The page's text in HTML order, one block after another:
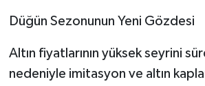
Düğün Sezonunun Yeni Gözdesi
Altın fiyatlarının yüksek seyrini
nedeniyle imitasyon ve altın